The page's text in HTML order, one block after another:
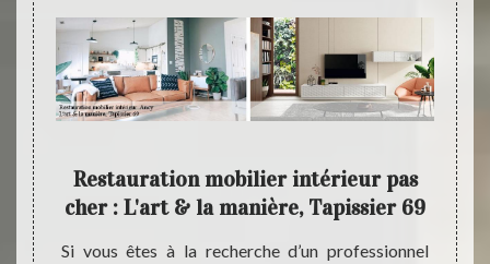
de
Restauration mobilier intérieur pas
cher : L'art & la manière, Tapissier 69
Si vous êtes à la recherche d’un professionnel